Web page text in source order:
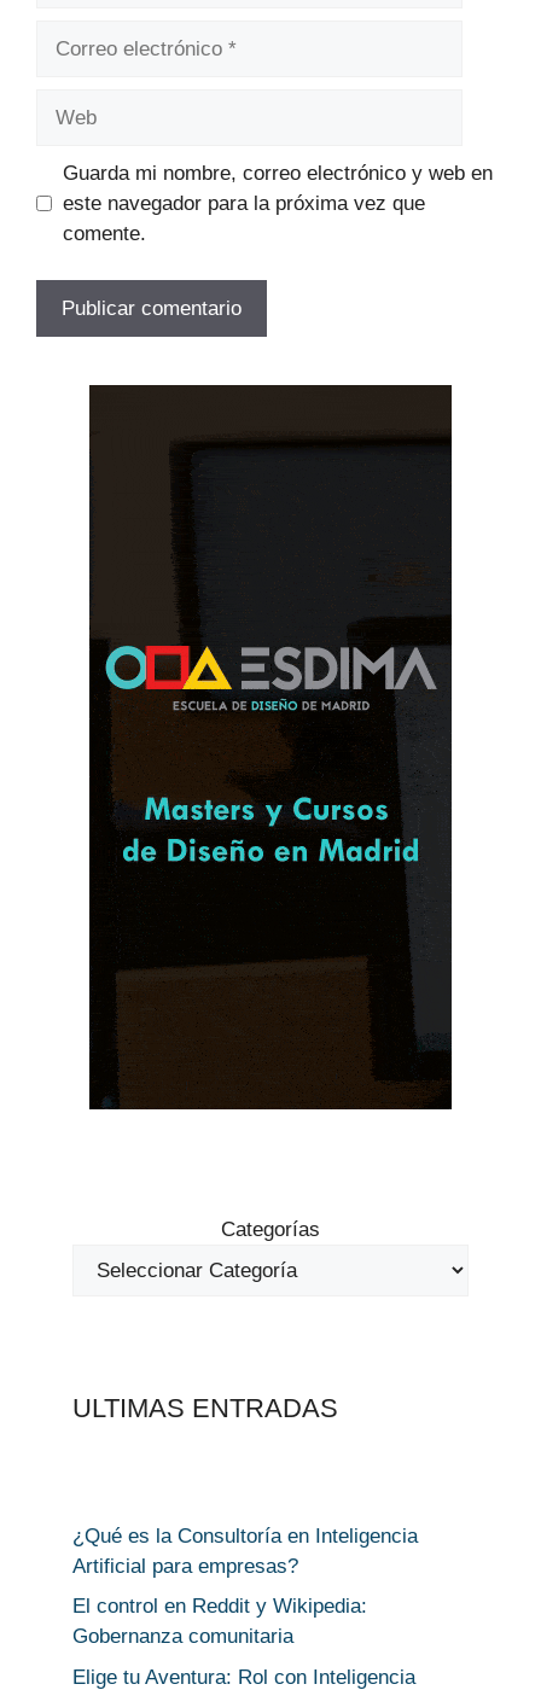
Guarda mi nombre, correo electrónico y web en
este navegador para la próxima vez que
comente.
Categorías
ULTIMAS ENTRADAS
¿Qué es la Consultoría en Inteligencia
Artificial para empresas?
El control en Reddit y Wikipedia:
Gobernanza comunitaria
Elige tu Aventura: Rol con Inteligencia